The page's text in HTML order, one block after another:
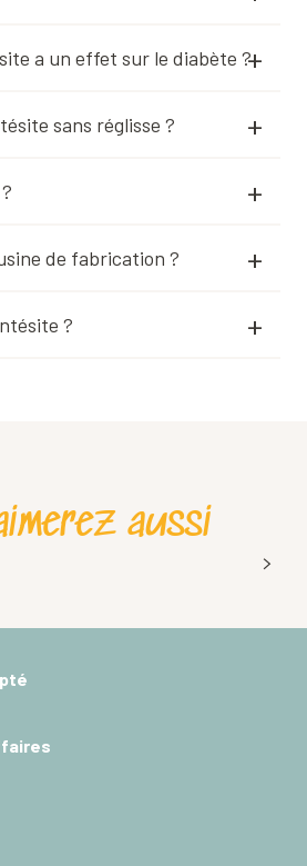
a un effet sur le diabète ?
sans réglisse ?
de fabrication ?
?
aussi
le soir ? Nos plus